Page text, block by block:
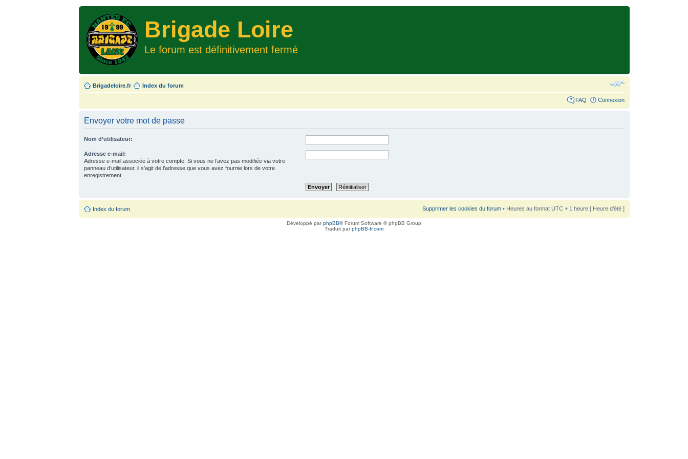
Brigade Loire
Le forum est définitivement fermé
Brigadeloire.fr Index du forum
FAQ Connexion
Envoyer votre mot de passe
Nom d’utilisateur:
Adresse e-mail:
Adresse e-mail associée à votre compte. Si vous ne l’avez pas modifiée via votre
panneau d’utilisateur, il s’agit de l’adresse que vous avez fournie lors de votre
enregistrement.
Index du forum Supprimer les cookies du forum• Heures au format UTC + 1 heure [ Heure d’été ]
Développé parphpBB® Forum Software © phpBB Group
Traduit parphpBB-fr.com